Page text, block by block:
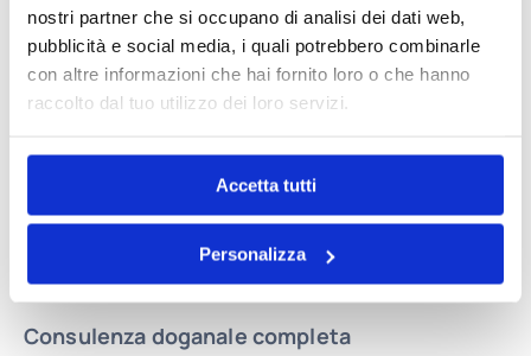
nostri partner che si occupano di analisi dei dati web,
pubblicità e social media, i quali potrebbero combinarle
con altre informazioni che hai fornito loro o che hanno
raccolto dal tuo utilizzo dei loro servizi.
Accetta tutti
Personalizza
Ritiro in tutta Europa
Organizziamo ritiri rapidi e puntuali in ogni
Paese europeo, con tracciamento costante e
Spedizioni door-to-door o door-to-port
Gestione completa dal mittente al destinatario
finale.
Consulenza doganale completa